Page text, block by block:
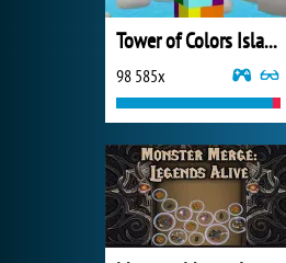
Tower of Colors Island Edition
98 585x